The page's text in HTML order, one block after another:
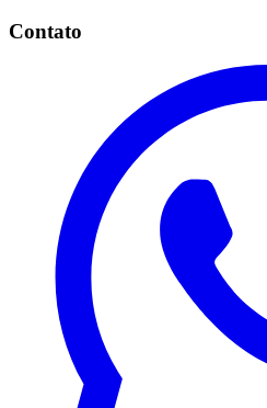
Contato